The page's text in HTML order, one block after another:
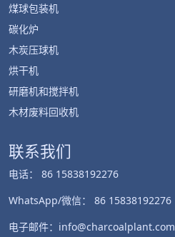
煤球包装机
碳化炉
木炭压球机
烘干机
研磨机和搅拌机
木材废料回收机
联系我们
电话： 86 15838192276
WhatsApp/微信： 86 15838192276
电子邮件：info@charcoalplant.com